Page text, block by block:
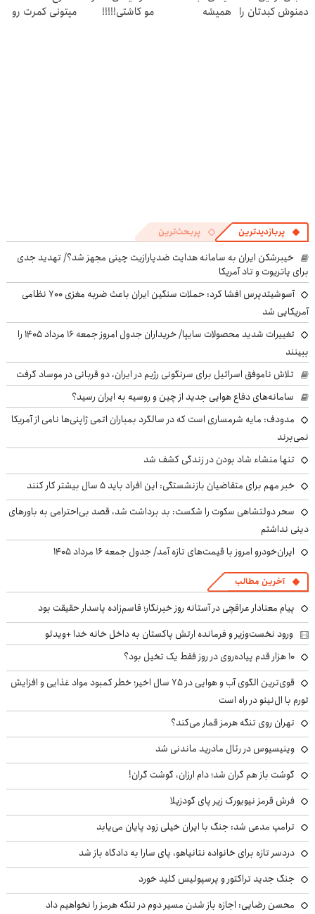
دمنوش کبدتان را همیشه
مو کاشتی!!!!!
میتونی کمرت رو
پربازدیدترین پربحث‌ترین
خیبرشکن ایران به سامانه هدایت ضدپارازیت چینی مجهز شد؟/ تهدید جدی
برای پاتریوت و تاد آمریکا
آسوشیتدپرس افشا کرد: حملات سنگین ایران باعث ضربه مغزی ۷۰۰ نظامی
آمریکایی شد
تغییرات شدید محصولات سایپا/ خریداران جدول امروز جمعه ۱۶ مرداد ۱۴۰۵ را
ببینند
تلاش ناموفق اسرائیل برای سرنگونی رژیم در ایران، دو قربانی در موساد گرفت
سامانه‌های دفاع هوایی جدید از چین و روسیه به ایران رسید؟
مدودف: مایه شرمساری است که در سالگرد بمباران اتمی ژاپنی‌ها نامی از آمریکا
نمی‌برند
تنها منشاء شاد بودن در زندگی کشف شد
خبر مهم برای متقاضیان بازنشستگی: این افراد باید ۵ سال بیشتر کار کنند
سحر دولتشاهی سکوت را شکست: بد برداشت شد، قصد بی‌احترامی به باورهای
دینی نداشتم
ایران‌خودرو امروز با قیمت‌های تازه آمد/ جدول جمعه ۱۶ مرداد ۱۴۰۵
آخرین مطالب
پیام معنادار عراقچی در آستانه روز خبرنگار؛ قاسم‌زاده پاسدار حقیقت بود
ورود نخست‌وزیر و فرمانده ارتش پاکستان به داخل خانه خدا +ویدئو
۱۰ هزار قدم پیاده‌روی در روز فقط یک تخیل بود؟
قوی‌ترین الگوی آب و هوایی در ۷۵ سال اخیر؛ خطر کمبود مواد غذایی و افزایش
تورم با ال‌نینو در راه است
تهران روی تنگه هرمز قمار می‌کند؟
وینیسیوس در رئال مادرید ماندنی شد
گوشت باز هم گران شد؛ دام ارزان، گوشت گران!
فرش قرمز نیویورک زیر پای گودزیلا
ترامپ مدعی شد: جنگ با ایران خیلی زود پایان می‌یابد
دردسر تازه برای خانواده نتانیاهو، پای سارا به دادگاه باز شد
جنگ جدید تراکتور و پرسپولیس کلید خورد
محسن رضایی: اجازه باز شدن مسیر دوم در تنگه هرمز را نخواهیم داد